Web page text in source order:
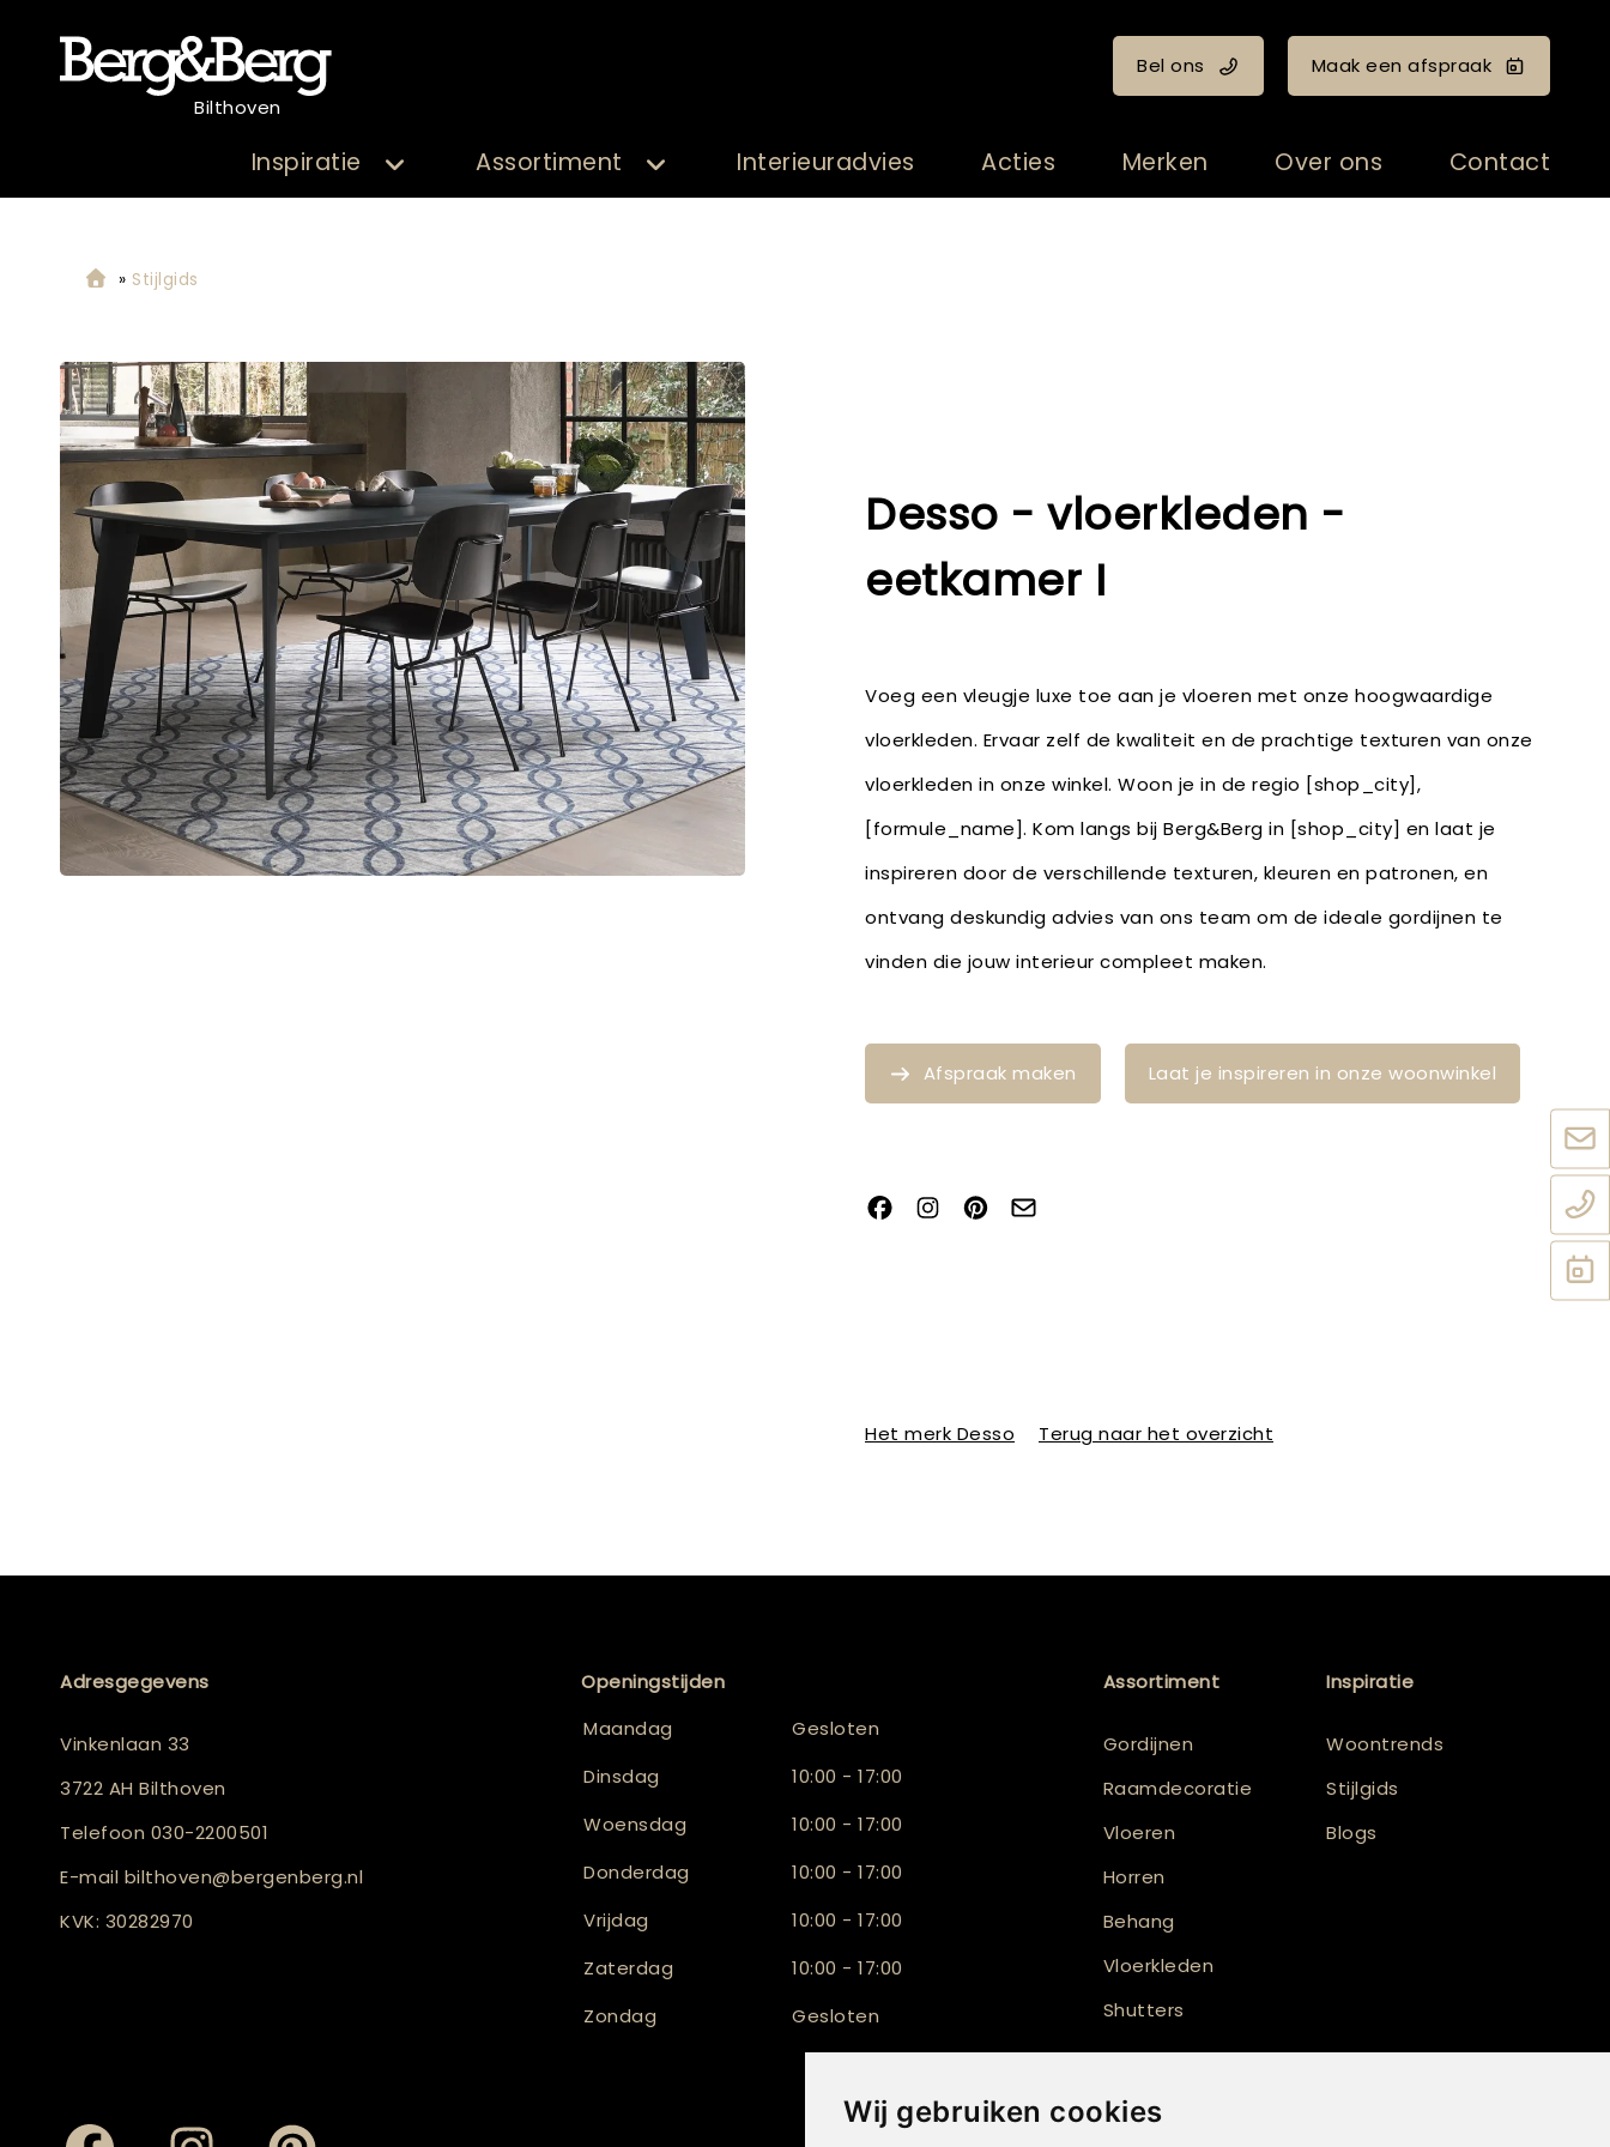
Wij gebruiken cookies
Bilthoven
Bel ons Maak een afspraak
Inspiratie Assortiment Interieuradvies Acties Merken Over ons Contact
» Stijlgids
Desso - vloerkleden -
eetkamer I
Voeg een vleugje luxe toe aan je vloeren met onze hoogwaardige
vloerkleden. Ervaar zelf de kwaliteit en de prachtige texturen van onze
vloerkleden in onze winkel. Woon je in de regio [shop_city],
[formule_name]. Kom langs bij Berg&Berg in [shop_city] en laat je
inspireren door de verschillende texturen, kleuren en patronen, en
ontvang deskundig advies van ons team om de ideale gordijnen te
vinden die jouw interieur compleet maken.
Afspraak maken Laat je inspireren in onze woonwinkel
Het merk Desso Terug naar het overzicht
Adresgegevens
Vinkenlaan 33
3722 AH Bilthoven
Telefoon 030-2200501
E-mail bilthoven@bergenberg.nl
KVK: 30282970
Openingstijden
Maandag
Gesloten
Dinsdag
10:00 - 17:00
Woensdag
10:00 - 17:00
Donderdag
10:00 - 17:00
Vrijdag
10:00 - 17:00
Zaterdag
10:00 - 17:00
Zondag
Gesloten
Assortiment
Gordijnen
Raamdecoratie
Vloeren
Horren
Behang
Vloerkleden
Shutters
Inspiratie
Woontrends
Stijlgids
Blogs